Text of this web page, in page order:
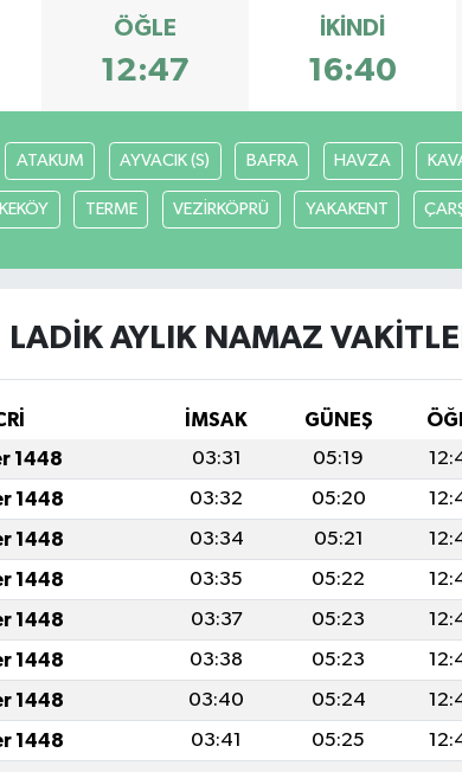
ÖĞLE
12:47
İKINDI
16:40
ATAKUM AYVACIK (S) BAFRA HAVZA
TERME VEZİRKÖPRÜ YAKAKENT
LADİK AYLIK NAMAZ
İMSAK GÜNEŞ
1448 03:31 05:19
1448 03:32 05:20
1448 03:34 05:21
1448 03:35 05:22
1448 03:37 05:23
1448 03:38 05:23
1448 03:40 05:24
1448 03:41 05:25